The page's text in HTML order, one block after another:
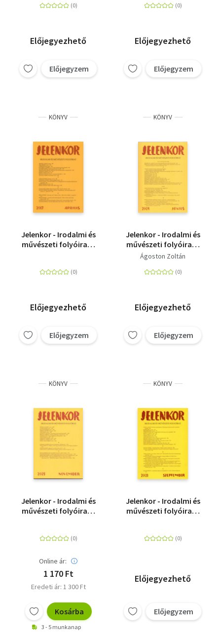
Előjegyezhető
Előjegyzem
Előjegyezhető
Előjegyzem
KÖNYV
Jelenkor - Irodalmi és
művészeti folyóirat -
Előjegyezhető
Előjegyzem
KÖNYV
Jelenkor - Irodalmi és
művészeti folyóirat -
2024. június -
:Visszavonulás a világ
Ágoston Zoltán
Előjegyezhető
Előjegyzem
KÖNYV
Jelenkor - Irodalmi és
művészeti folyóirat -
Online ár:
1 170 Ft
Eredeti ár: 1 300 Ft
Kosárba
3 - 5 munkanap
KÖNYV
Jelenkor - Irodalmi és
művészeti folyóirat -
Előjegyezhető
Előjegyzem